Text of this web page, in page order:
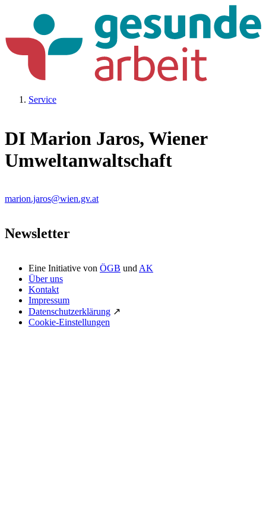
Service
DI Marion Jaros, Wiener
Umweltanwaltschaft
marion.jaros@wien.gv.at
Newsletter
Eine Initiative von ÖGB und AK
Über uns
Kontakt
Impressum
Datenschutzerklärung ↗
Cookie-Einstellungen